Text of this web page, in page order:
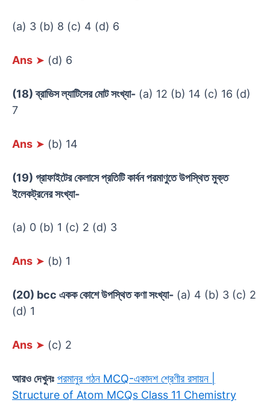
(a) 3 (b) 8 (c) 4 (d) 6
Ans ➤ (d) 6
(18) ব্রাভিস ল্যাটিসের মোট সংখ্যা- (a) 12 (b) 14 (c) 16 (d)
7
Ans ➤ (b) 14
(19) গ্রাফাইটের কেলাসে প্রতিটি কার্বন পরমাণুতে উপস্থিত মুক্ত
ইলেকট্রনের সংখ্যা-
(a) 0 (b) 1 (c) 2 (d) 3
Ans ➤ (b) 1
(20) bcc একক কোশে উপস্থিত কণা সংখ্যা- (a) 4 (b) 3 (c) 2
(d) 1
Ans ➤ (c) 2
আরও দেখুনঃ পরমানুর গঠন MCQ-একাদশ শ্রেণীর রসায়ন |
Structure of Atom MCQs Class 11 Chemistry